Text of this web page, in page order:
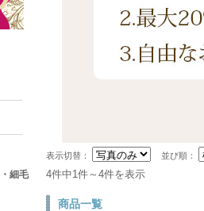
表示切替： 並び順：
4件中1件～4件を表示
商品一覧
細毛